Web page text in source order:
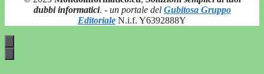
dubbi informatici. - un portale del Gubitosa Gruppo
Editoriale N.i.f. Y6392888Y